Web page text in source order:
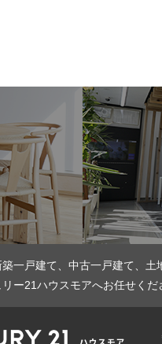
一戸建て、中古一戸建て、
ー21ハウスモアへお任せくだ